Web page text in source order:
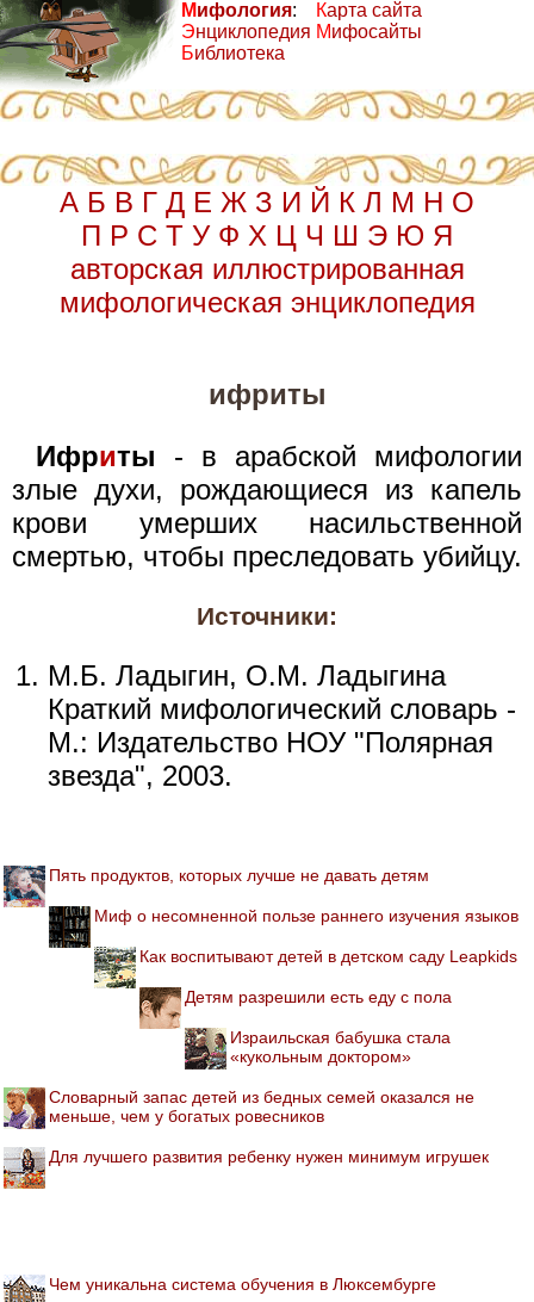
Мифология:
Энциклопедия
Библиотека
Карта сайта
Мифосайты
А Б В Г Д Е Ж З И Й К Л М Н О
П Р С Т У Ф Х Ц Ч Ш Э Ю Я
авторская иллюстрированная
мифологическая энциклопедия
ифриты
Ифриты - в арабской мифологии
злые духи, рождающиеся из капель
крови умерших насильственной
смертью, чтобы преследовать убийцу.
Источники:
М.Б. Ладыгин, О.М. Ладыгина
Краткий мифологический словарь -
М.: Издательство НОУ "Полярная
звезда", 2003.
Пять продуктов, которых лучше не давать детям
Миф о несомненной пользе раннего изучения языков
Как воспитывают детей в детском саду Leapkids
Детям разрешили есть еду с пола
Израильская бабушка стала
«кукольным доктором»
Словарный запас детей из бедных семей оказался не
меньше, чем у богатых ровесников
Для лучшего развития ребенку нужен минимум игрушек
Чем уникальна система обучения в Люксембурге